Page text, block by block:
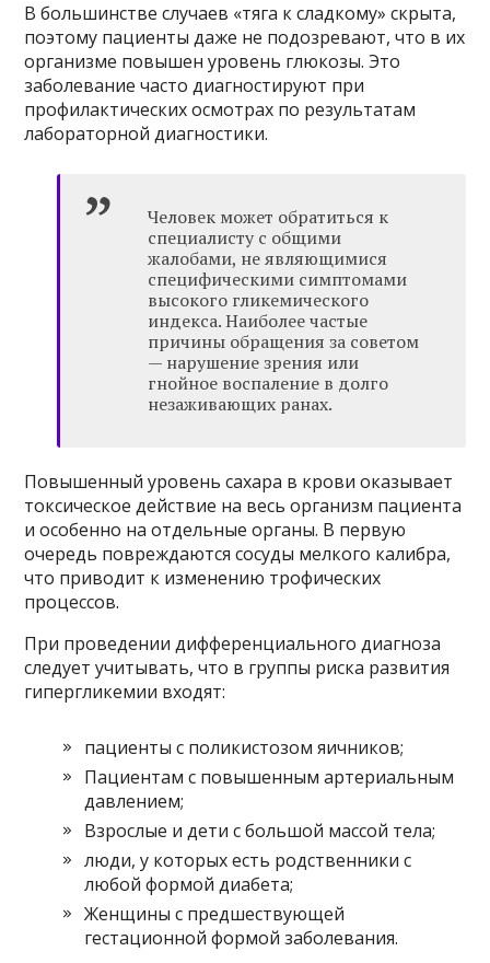
В большинстве случаев «тяга к сладкому» скрыта,
поэтому пациенты даже не подозревают, что в их
организме повышен уровень глюкозы. Это
заболевание часто диагностируют при
профилактических осмотрах по результатам
лабораторной диагностики.
Человек может обратиться к
специалисту с общими
жалобами, не являющимися
специфическими симптомами
высокого гликемического
индекса. Наиболее частые
причины обращения за советом
— нарушение зрения или
гнойное воспаление в долго
незаживающих ранах.
Повышенный уровень сахара в крови оказывает
токсическое действие на весь организм пациента
и особенно на отдельные органы. В первую
очередь повреждаются сосуды мелкого калибра,
что приводит к изменению трофических
процессов.
При проведении дифференциального диагноза
следует учитывать, что в группы риска развития
гипергликемии входят:
пациенты с поликистозом яичников;
Пациентам с повышенным артериальным
давлением;
Взрослые и дети с большой массой тела;
люди, у которых есть родственники с
любой формой диабета;
Женщины с предшествующей
гестационной формой заболевания.